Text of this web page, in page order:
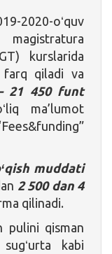
2020-oʻquv
kurslarida
farq qiladi va
21 450 funt
ma’lumot
muddati
2 500 dan 4
qilinadi.
pulini qisman
kabi